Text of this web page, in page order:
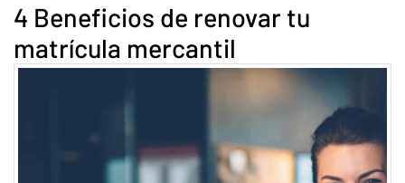
4 Beneficios de renovar tu
matrícula mercantil